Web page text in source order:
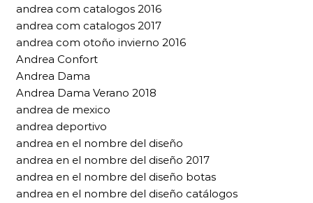
andrea com catalogos 2016
andrea com catalogos 2017
andrea com otoño invierno 2016
Andrea Confort
Andrea Dama
Andrea Dama Verano 2018
andrea de mexico
andrea deportivo
andrea en el nombre del diseño
andrea en el nombre del diseño 2017
andrea en el nombre del diseño botas
andrea en el nombre del diseño catálogos